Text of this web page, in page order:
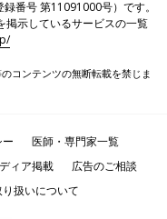
番号 第11091000号）です。
掲示しているサービスの一覧
コンテンツの無断転載を禁じま
医師・専門家一覧
ィア掲載
広告のご相談
扱いについて